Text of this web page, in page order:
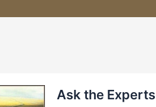
Ask the Experts